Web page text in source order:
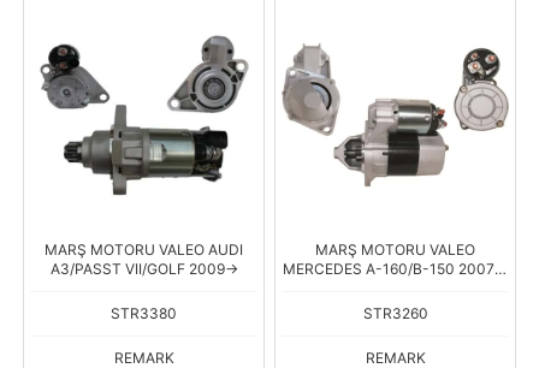
MARŞ MOTORU VALEO AUDI
A3/PASST VII/GOLF 2009->
STR3380
REMARK
MARŞ MOTORU VALEO
MERCEDES A-160/B-150 2007--
STR3260
REMARK